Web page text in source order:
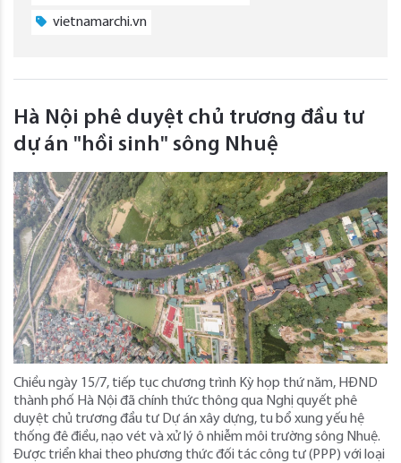
vietnamarchi.vn
Hà Nội phê duyệt chủ trương đầu tư
dự án "hồi sinh" sông Nhuệ
Chiều ngày 15/7, tiếp tục chương trình Kỳ họp thứ năm, HĐND
thành phố Hà Nội đã chính thức thông qua Nghị quyết phê
duyệt chủ trương đầu tư Dự án xây dựng, tu bổ xung yếu hệ
thống đê điều, nạo vét và xử lý ô nhiễm môi trường sông Nhuệ.
Được triển khai theo phương thức đối tác công tư (PPP) với loại